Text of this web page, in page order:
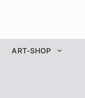
ART-SHOP